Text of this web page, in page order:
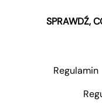
SPRAWDŹ,
Regulamin